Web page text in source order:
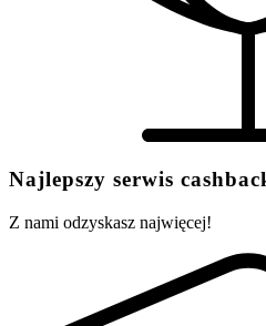
Najlepszy serwis
Z nami odzyskasz najwięcej!